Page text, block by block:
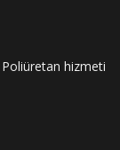
hizmeti